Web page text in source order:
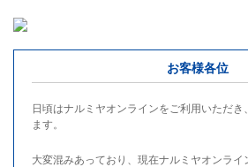
お客様各位
日頃はナルミヤオンラインをご利用いただ
ます。
大変混みあっており、現在ナルミヤオンライ